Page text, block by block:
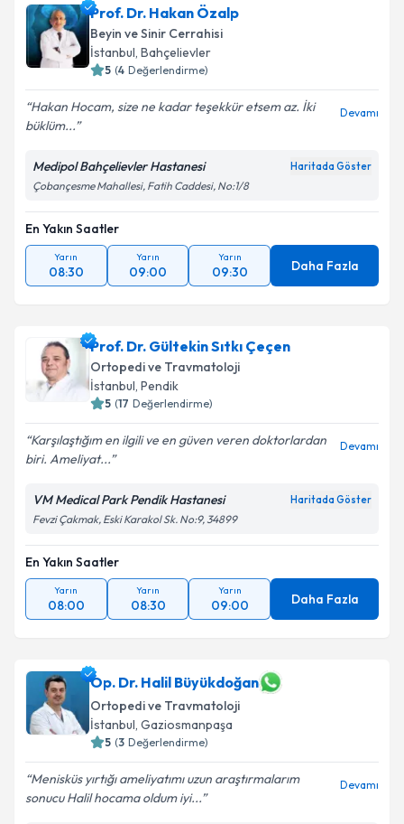
Prof. Dr. Hakan Özalp
Beyin ve Sinir Cerrahisi
İstanbul, Bahçelievler
5 (4 Değerlendirme)
Hakan Hocam, size ne kadar teşekkür etsem az. İki
büklüm...
Devamı
Medipol Bahçelievler Hastanesi Haritada Göster
Çobançesme Mahallesi, Fatih Caddesi, No:1/8
En Yakın Saatler
Yarın
08:30
Yarın
09:00
Yarın
09:30 Daha Fazla
Prof. Dr. Gültekin Sıtkı Çeçen
Ortopedi ve Travmatoloji
İstanbul, Pendik
5 (17 Değerlendirme)
Karşılaştığım en ilgili ve en güven veren doktorlardan
biri. Ameliyat...
Devamı
VM Medical Park Pendik Hastanesi Haritada Göster
Fevzi Çakmak, Eski Karakol Sk. No:9, 34899
En Yakın Saatler
Yarın
08:00
Yarın
08:30
Yarın
09:00 Daha Fazla
Op. Dr. Halil Büyükdoğan
Ortopedi ve Travmatoloji
İstanbul, Gaziosmanpaşa
5 (3 Değerlendirme)
Menisküs yırtığı ameliyatımı uzun araştırmalarım
sonucu Halil hocama oldum iyi...
Devamı